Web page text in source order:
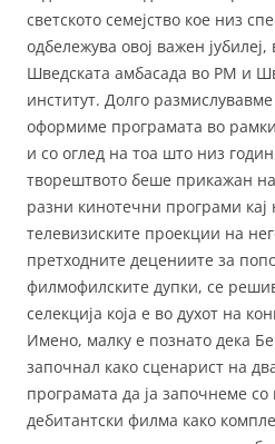
светското семејство кое низ
одбележува овој важен јубилеј,
Шведската амбасада во РМ и
институт. Долго
оформиме програмата во
и со оглед на тоа што низ
творештвото беше прикажан
разни кинотечни програми кај
телевизиските проекции на
претходните децениите за
филмофилските дупки, се
селекција која е во духот на
Имено, малку е познато дека
започнал како сценарист на
програмата да ја започнеме со
дебитантски филма како